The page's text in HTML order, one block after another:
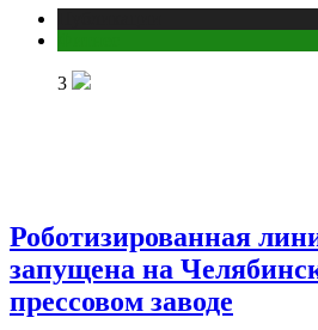
3
Роботизированная
запущена на
прессовом заводе